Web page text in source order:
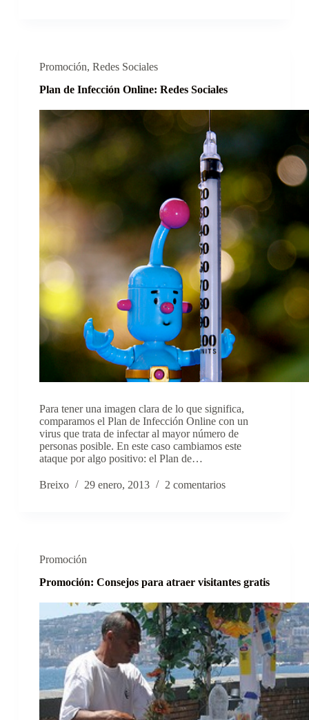
Promoción, Redes Sociales
Plan de Infección Online: Redes Sociales
Para tener una imagen clara de lo que significa,
comparamos el Plan de Infección Online con un
virus que trata de infectar al mayor número de
personas posible. En este caso cambiamos este
ataque por algo positivo: el Plan de…
Breixo 29 enero, 2013 2 comentarios
Promoción
Promoción: Consejos para atraer visitantes gratis